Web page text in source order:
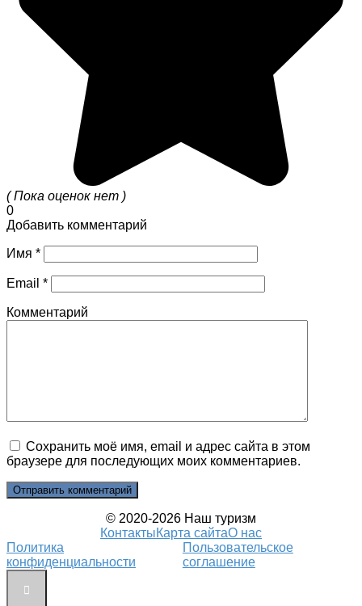
( Пока оценок нет )
0
Добавить комментарий
Имя *
Email *
Комментарий
Сохранить моё имя, email и адрес сайта в этом
браузере для последующих моих комментариев.
© 2020-2026 Наш туризм
КонтактыКарта сайтаО нас
Политика
конфиденциальности
Пользовательское
соглашение